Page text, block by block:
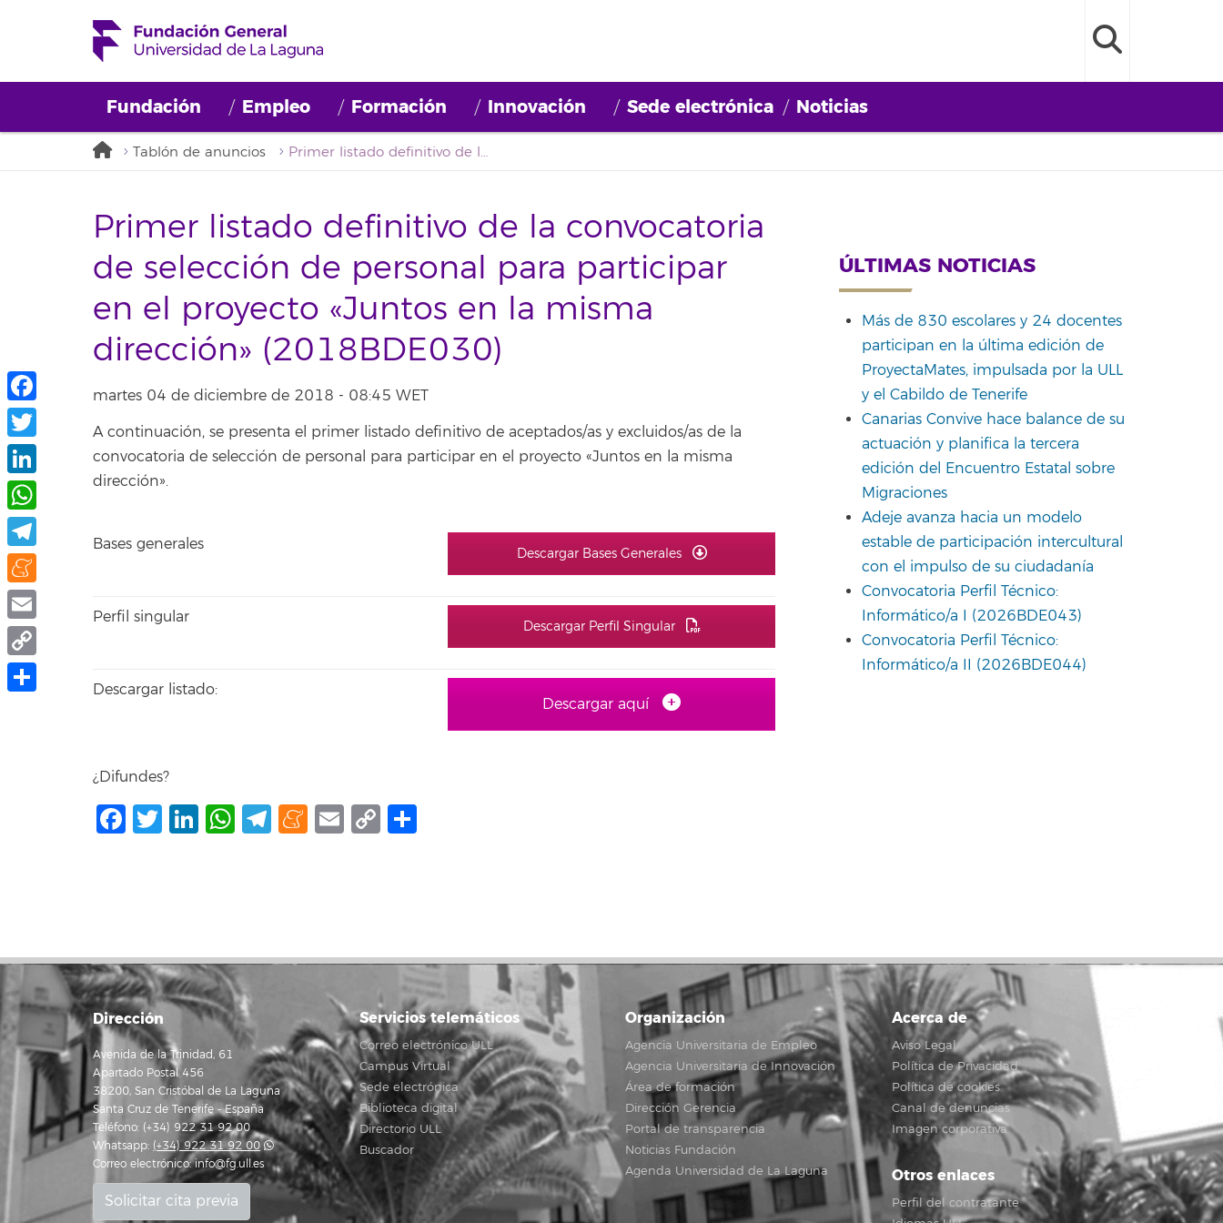
Fundación Empleo Formación Innovación Sede electrónica Noticias
Tablón de anuncios Primer listado definitivo de la convocatoria de selección de personal para participar en el proyecto «Juntos en la misma dirección» (2018BDE030)
Primer listado definitivo de la convocatoria
de selección de personal para participar
en el proyecto «Juntos en la misma
dirección» (2018BDE030)
martes 04 de diciembre de 2018 - 08:45 WET
A continuación, se presenta el primer listado definitivo de aceptados/as y excluidos/as de la
convocatoria de selección de personal para participar en el proyecto «Juntos en la misma
dirección».
Bases generales
Descargar Bases Generales
Perfil singular
Descargar Perfil Singular
Descargar listado:
Descargar aquí
¿Difundes?
Facebook
Twitter
LinkedIn
WhatsApp
Telegram
Meneame
Email
Copy
ÚLTIMAS NOTICIAS
Más de 830 escolares y 24 docentes
participan en la última edición de
ProyectaMates, impulsada por la ULL
y el Cabildo de Tenerife
Canarias Convive hace balance de su
actuación y planifica la tercera
edición del Encuentro Estatal sobre
Migraciones
Adeje avanza hacia un modelo
estable de participación intercultural
con el impulso de su ciudadanía
Convocatoria Perfil Técnico:
Informático/a I (2026BDE043)
Convocatoria Perfil Técnico:
Informático/a II (2026BDE044)
Dirección
Avenida de la Trinidad, 61
Apartado Postal 456
38200, San Cristóbal de La Laguna
Santa Cruz de Tenerife - España
Teléfono: (+34) 922 31 92 00
Whatsapp: (+34) 922 31 92 00
Correo electrónico:info@fg.ull.es
Solicitar cita previa
Servicios telemáticos
Correo electrónico ULL
Campus Virtual
Sede electrónica
Biblioteca digital
Directorio ULL
Buscador
Organización
Agencia Universitaria de Empleo
Agencia Universitaria de Innovación
Área de formación
Dirección Gerencia
Portal de transparencia
Noticias Fundación
Agenda Universidad de La Laguna
Acerca de
Aviso Legal
Política de Privacidad
Política de cookies
Canal de denuncias
Imagen corporativa
Otros enlaces
Perfil del contratante
Facebook
Twitter
LinkedIn
WhatsApp
Telegram
Meneame
Email
Copy